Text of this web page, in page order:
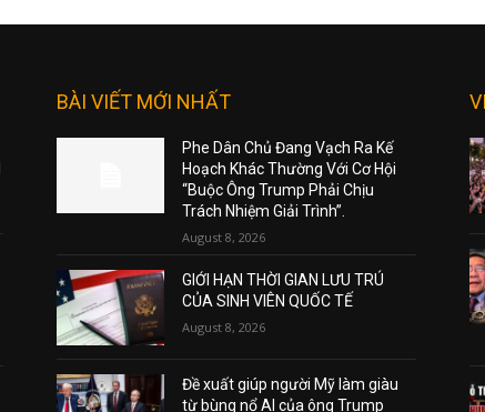
BÀI VIẾT MỚI NHẤT
Phe Dân Chủ Đang Vạch Ra Kế
Hoạch Khác Thường Với Cơ Hội
“Buộc Ông Trump Phải Chịu
Trách Nhiệm Giải Trình”.
August 8, 2026
GIỚI HẠN THỜI GIAN LƯU TRÚ
CỦA SINH VIÊN QUỐC TẾ
August 8, 2026
Đề xuất giúp người Mỹ làm giàu
từ bùng nổ AI của ông Trump